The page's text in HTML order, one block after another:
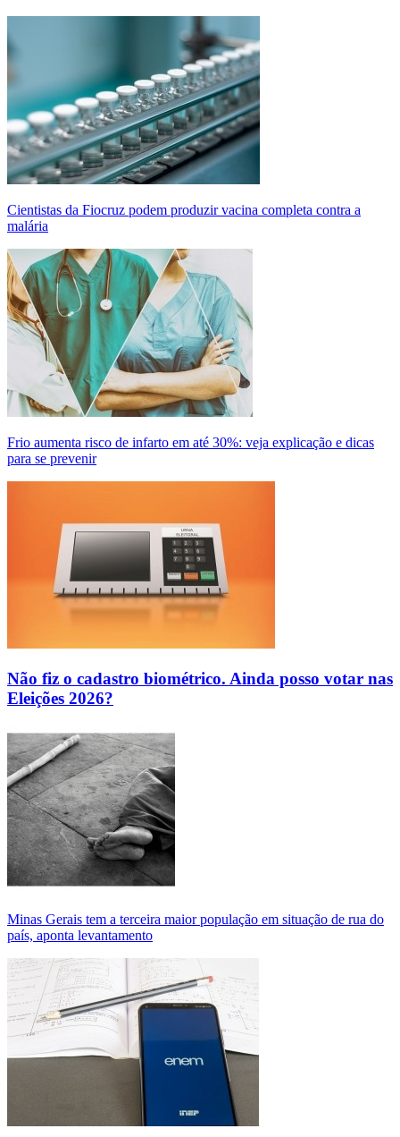
Cientistas da Fiocruz podem produzir vacina completa contra a
malária
Frio aumenta risco de infarto em até 30%: veja explicação e dicas
para se prevenir
Não fiz o cadastro biométrico. Ainda posso votar nas
Eleições 2026?
Minas Gerais tem a terceira maior população em situação de rua do
país, aponta levantamento